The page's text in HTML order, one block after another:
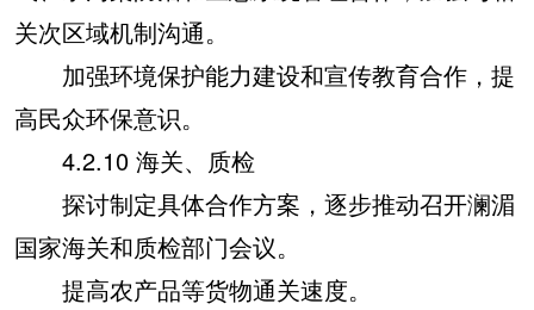
关次区域机制沟通。
加强环境保护能力建设和宣传教育合作，提
高民众环保意识。
4.2.10 海关、质检
探讨制定具体合作方案，逐步推动召开澜湄
国家海关和质检部门会议。
提高农产品等货物通关速度。